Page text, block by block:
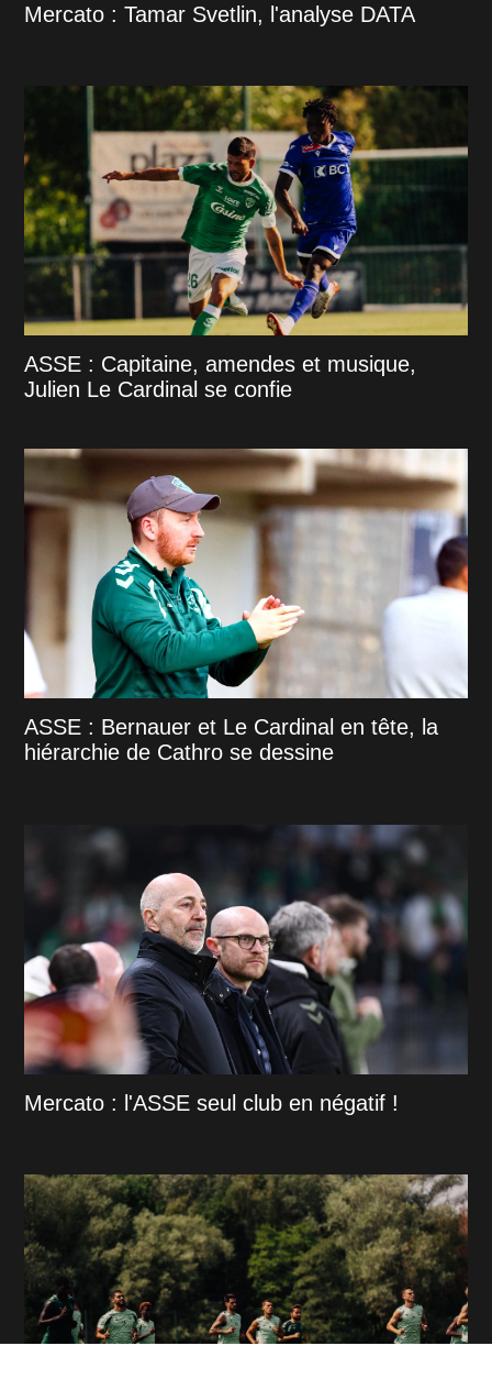
Mercato : Tamar Svetlin, l'analyse DATA
ASSE : Capitaine, amendes et musique,
Julien Le Cardinal se confie
ASSE : Bernauer et Le Cardinal en tête, la
hiérarchie de Cathro se dessine
Mercato : l'ASSE seul club en négatif !